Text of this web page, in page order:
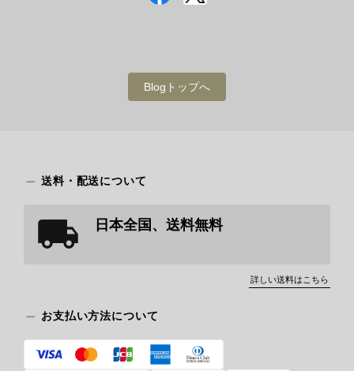
Blogトップへ
送料・配送について
日本全国、送料無料
詳しい送料はこちら
お支払い方法について